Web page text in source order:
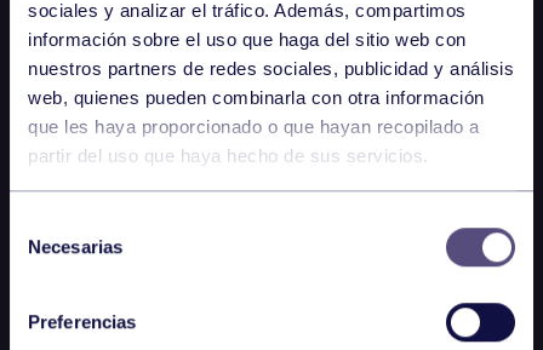
sociales y analizar el tráfico. Además, compartimos
información sobre el uso que haga del sitio web con
nuestros partners de redes sociales, publicidad y análisis
web, quienes pueden combinarla con otra información
que les haya proporcionado o que hayan recopilado a
partir del uso que haya hecho de sus servicios.
Necesarias
Preferencias